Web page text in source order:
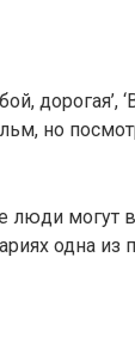
дорогая’,
но
люди могут
одна из